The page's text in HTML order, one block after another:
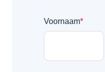
Voornaam*